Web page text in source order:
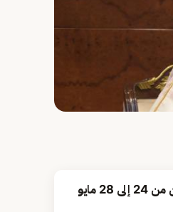
وزير خارجية الهند يزور واشنطن من 24 إلى 28 مايو